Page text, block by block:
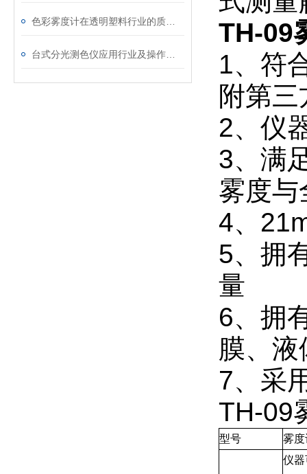
TH-09
1、符
附第
2、仪
3、满
雾度与
4、
5、拥
量
6、拥
膜、
7、采
TH-09
型号 雾
仪